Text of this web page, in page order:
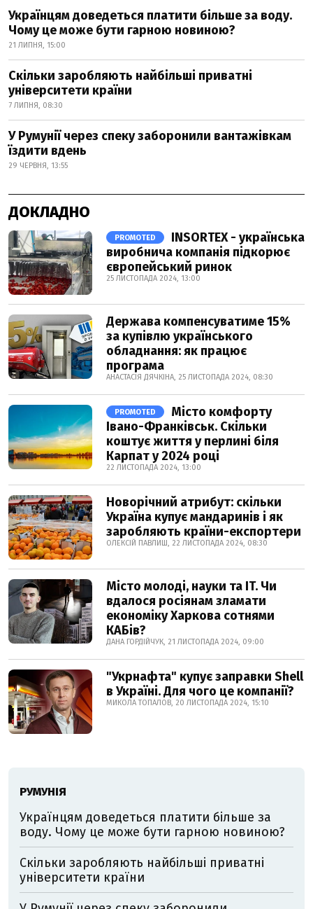
Українцям доведеться платити більше за воду.
Чому це може бути гарною новиною?
21 ЛИПНЯ, 15:00
Скільки заробляють найбільші приватні
університети країни
7 ЛИПНЯ, 08:30
У Румунії через спеку заборонили вантажівкам
їздити вдень
29 ЧЕРВНЯ, 13:55
ДОКЛАДНО
PROMOTED
INSORTEX - українська
виробнича компанія підкорює
європейський ринок
25 ЛИСТОПАДА 2024, 13:00
Держава компенсуватиме 15%
за купівлю українського
обладнання: як працює
програма
АНАСТАСІЯ ДЯЧКІНА, 25 ЛИСТОПАДА 2024, 08:30
PROMOTED
Місто комфорту
Івано-Франківськ. Скільки
коштує життя у перлині біля
Карпат у 2024 році
22 ЛИСТОПАДА 2024, 13:00
Новорічний атрибут: скільки
Україна купує мандаринів і як
заробляють країни-експортери
ОЛЕКСІЙ ПАВЛИШ, 22 ЛИСТОПАДА 2024, 08:30
Місто молоді, науки та IT. Чи
вдалося росіянам зламати
економіку Харкова сотнями
КАБів?
ДАНА ГОРДІЙЧУК, 21 ЛИСТОПАДА 2024, 09:00
"Укрнафта" купує заправки Shell
в Україні. Для чого це компанії?
МИКОЛА ТОПАЛОВ, 20 ЛИСТОПАДА 2024, 15:10
РУМУНІЯ
Українцям доведеться платити більше за
воду. Чому це може бути гарною новиною?
Скільки заробляють найбільші приватні
університети країни